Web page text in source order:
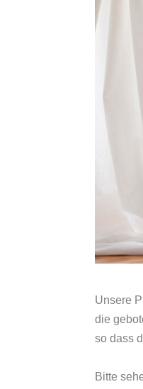
Unsere
die
so dass
Bitte